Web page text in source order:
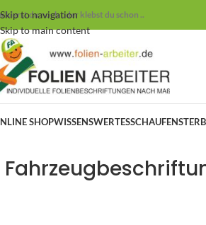
Skip to navigation
Skip to main content
du noch oder klebst du schon ..
SHOPWISSENSWERTES